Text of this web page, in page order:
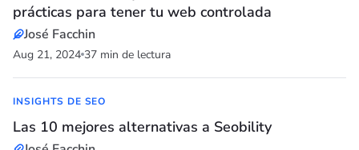
prácticas para tener tu web controlada
José Facchin
Aug 21, 2024 37 min de lectura
INSIGHTS DE SEO
Las 10 mejores alternativas a Seobility